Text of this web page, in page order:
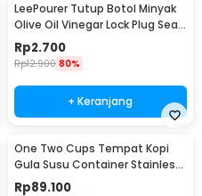
LeePourer Tutup Botol Minyak
Olive Oil Vinegar Lock Plug Seal
- HE131
Rp2.700
Rp12.900 80%
+ Keranjang
One Two Cups Tempat Kopi
Gula Susu Container Stainless
Steel 1.5L - MSS19
Rp89.100